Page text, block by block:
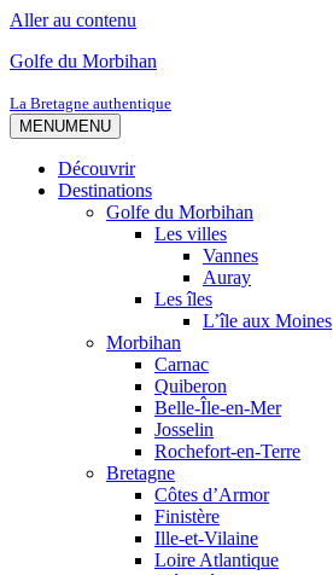
Aller au contenu
Golfe du Morbihan
La Bretagne authentique
MENUMENU
Découvrir
Destinations
Golfe du Morbihan
Les villes
Vannes
Auray
Les îles
L’île aux Moines
Morbihan
Carnac
Quiberon
Belle-Île-en-Mer
Josselin
Rochefort-en-Terre
Bretagne
Côtes d’Armor
Finistère
Ille-et-Vilaine
Loire Atlantique